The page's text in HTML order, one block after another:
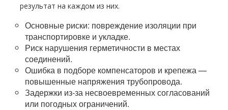
результат на каждом из них.
Основные риски: повреждение изоляции при
транспортировке и укладке.
Риск нарушения герметичности в местах
соединений.
Ошибка в подборе компенсаторов и крепежа —
повышенные напряжения трубопровода.
Задержки из‑за несвоевременных согласований
или погодных ограничений.